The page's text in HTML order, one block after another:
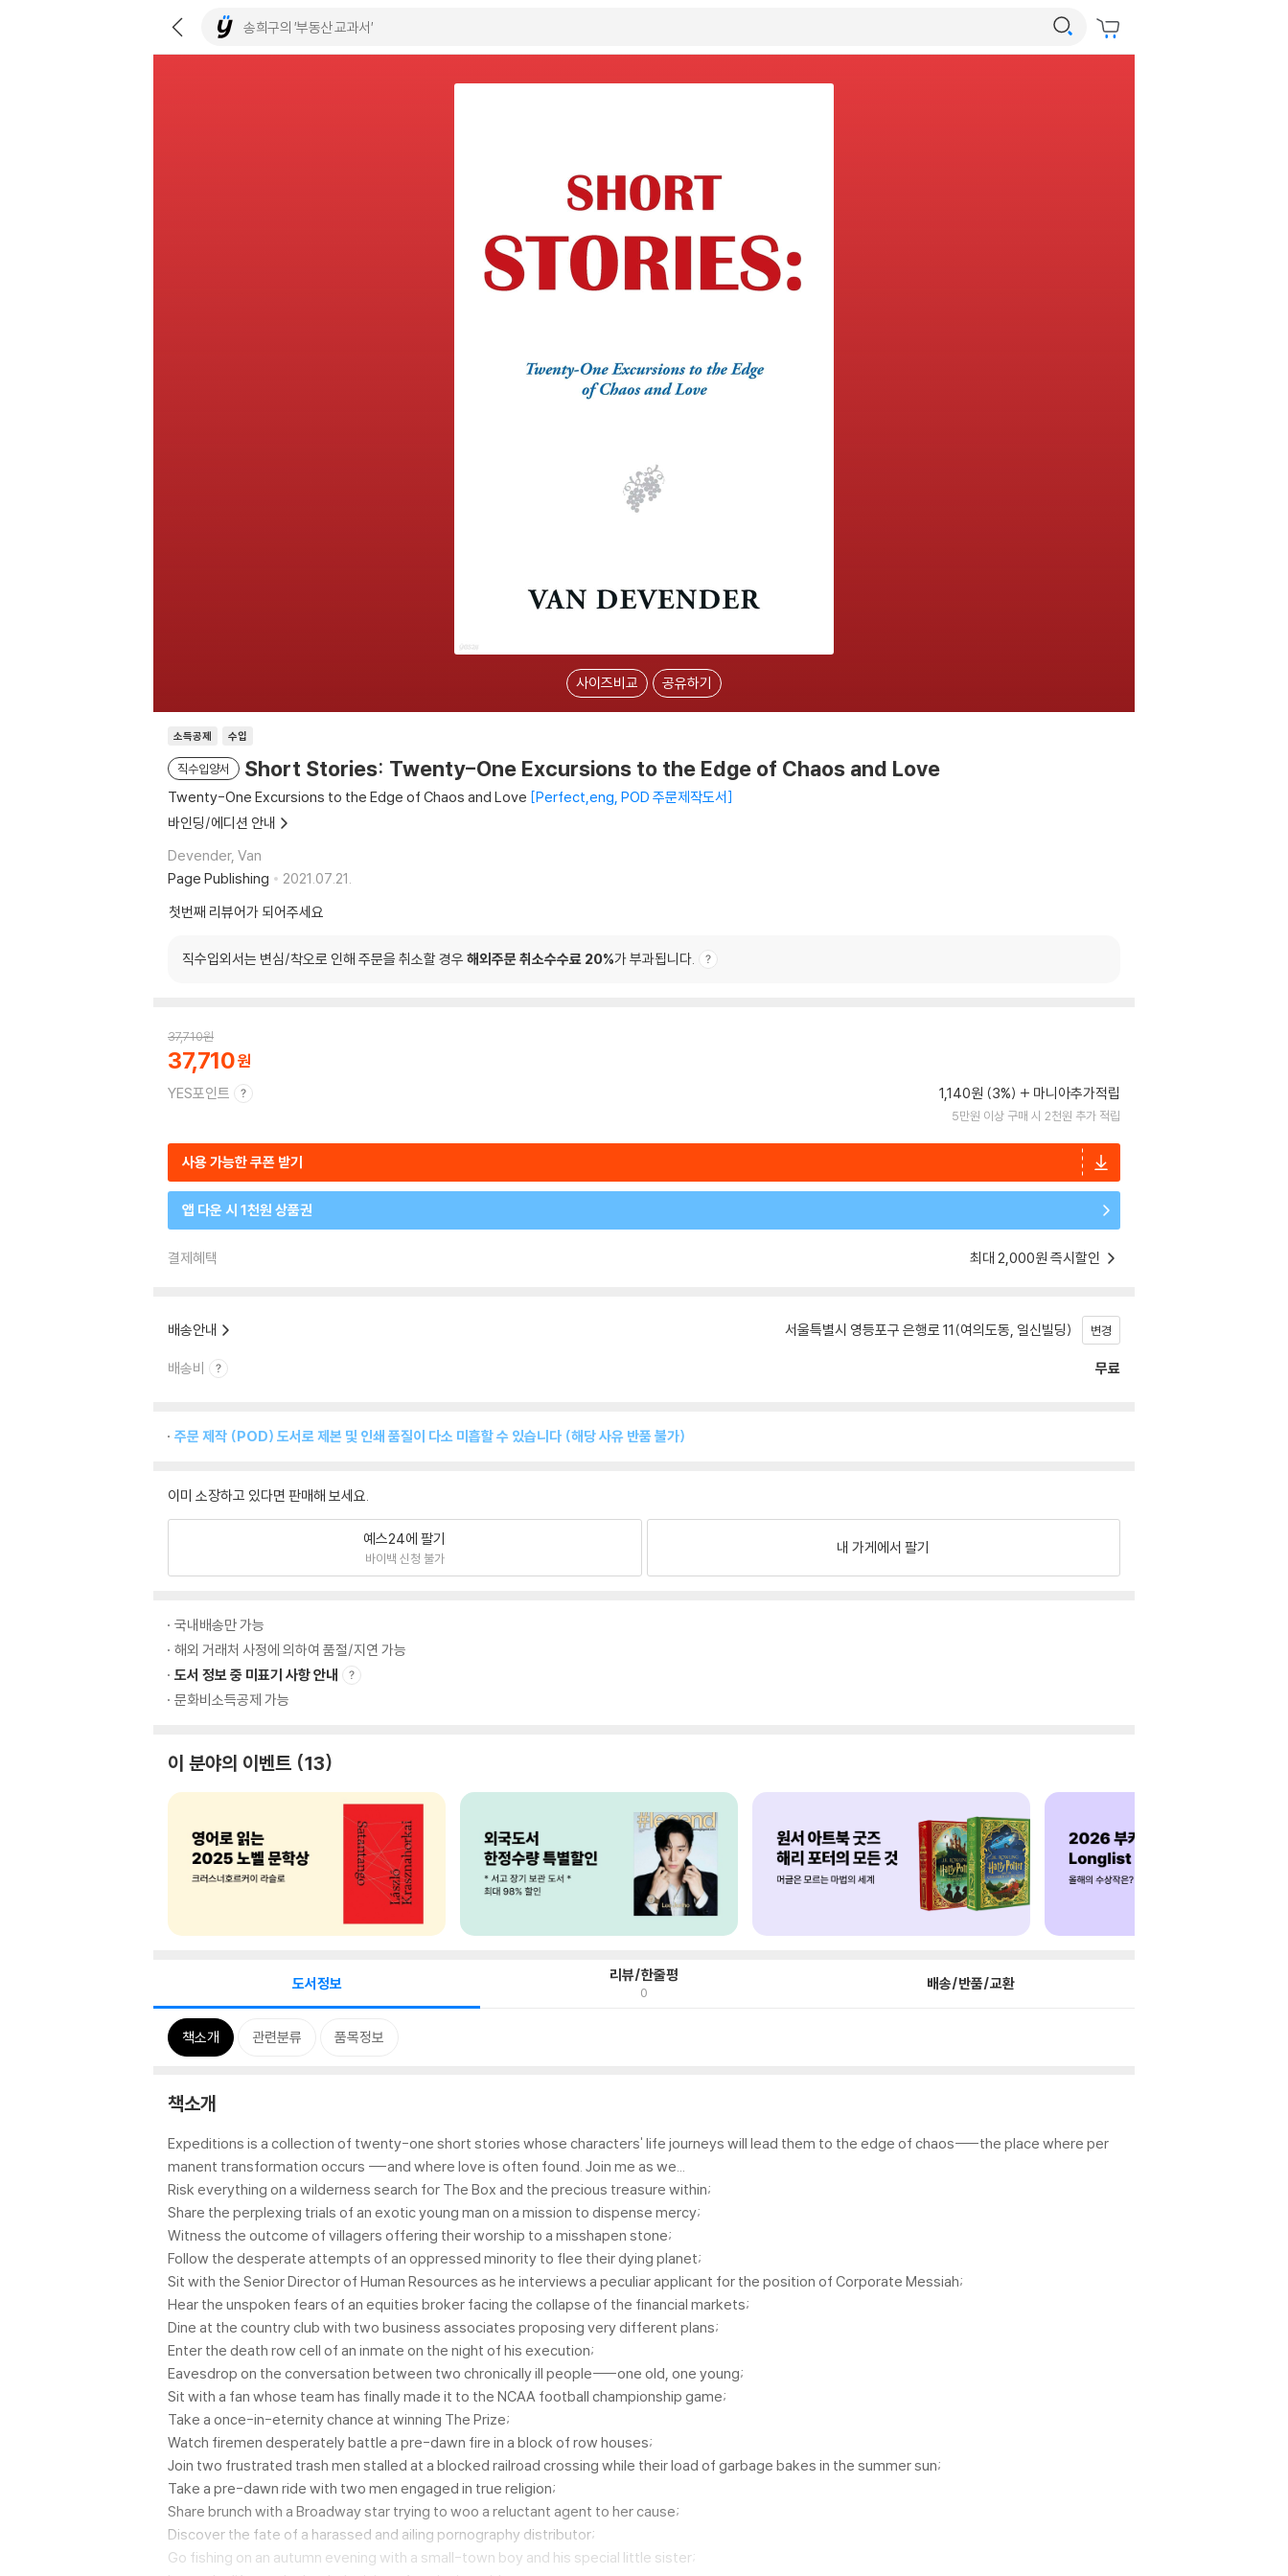
사이즈비교 공유하기
소득공제 수입
직수입양서 Short Stories: Twenty-One Excursions to the Edge of Chaos and Love
Twenty-One Excursions to the Edge of Chaos and Love Perfect,eng, POD 주문제작도서
바인딩/에디션 안내
Devender, Van
Page Publishing
2021.07.21.
첫번째 리뷰어가 되어주세요
직수입외서는 변심/착오로 인해 주문을 취소할 경우 해외주문 취소수수료 20%가 부과됩니다.
37,710원
37,710
YES포인트 1,140원 (3%) 마니아추가적립
5만원 이상 구매 시 2천원 추가 적립
사용 가능한 쿠폰 받기
앱 다운 시 1천원 상품권
결제혜택 최대 2,000원 즉시할인
배송안내 서울특별시 영등포구 은행로 11(여의도동, 일신빌딩) 변경
배송비 무료
주문 제작 (POD) 도서로 제본 및 인쇄 품질이 다소 미흡할 수 있습니다 (해당 사유 반품 불가)
이미 소장하고 있다면 판매해 보세요.
예스24에 팔기
바이백 신청 불가
내 가게에서 팔기
국내배송만 가능
해외 거래처 사정에 의하여 품절/지연 가능
도서 정보 중 미표기 사항 안내
문화비소득공제 가능
이 분야의 이벤트 13
도서정보 리뷰/한줄평
0 배송/반품/교환
책소개 관련분류 품목정보
책소개
Expeditions is a collection of twenty-one short stories whose characters' life journeys will lead them to the edge of chaos----the place where per
manent transformation occurs ---and where love is often found. Join me as we...
Risk everything on a wilderness search for The Box and the precious treasure within;
Share the perplexing trials of an exotic young man on a mission to dispense mercy;
Witness the outcome of villagers offering their worship to a misshapen stone;
Follow the desperate attempts of an oppressed minority to flee their dying planet;
Sit with the Senior Director of Human Resources as he interviews a peculiar applicant for the position of Corporate Messiah;
Hear the unspoken fears of an equities broker facing the collapse of the financial markets;
Dine at the country club with two business associates proposing very different plans;
Enter the death row cell of an inmate on the night of his execution;
Eavesdrop on the conversation between two chronically ill people----one old, one young;
Sit with a fan whose team has finally made it to the NCAA football championship game;
Take a once-in-eternity chance at winning The Prize;
Watch firemen desperately battle a pre-dawn fire in a block of row houses;
Join two frustrated trash men stalled at a blocked railroad crossing while their load of garbage bakes in the summer sun;
Take a pre-dawn ride with two men engaged in true religion;
Share brunch with a Broadway star trying to woo a reluctant agent to her cause;
Discover the fate of a harassed and ailing pornography distributor;
Go fishing on an autumn evening with a small-town boy and his special little sister;